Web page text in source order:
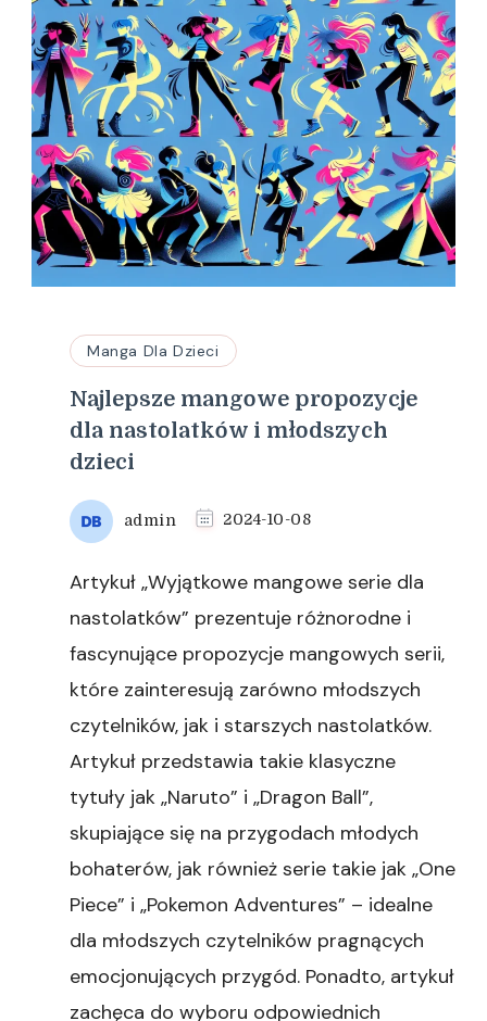
Manga Dla Dzieci
Najlepsze mangowe propozycje
dla nastolatków i młodszych
dzieci
admin 2024-10-08
Artykuł „Wyjątkowe mangowe serie dla
nastolatków” prezentuje różnorodne i
fascynujące propozycje mangowych serii,
które zainteresują zarówno młodszych
czytelników, jak i starszych nastolatków.
Artykuł przedstawia takie klasyczne
tytuły jak „Naruto” i „Dragon Ball”,
skupiające się na przygodach młodych
bohaterów, jak również serie takie jak „One
Piece” i „Pokemon Adventures” – idealne
dla młodszych czytelników pragnących
emocjonujących przygód. Ponadto, artykuł
zachęca do wyboru odpowiednich